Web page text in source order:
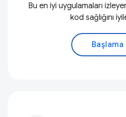
Bu en iyi uygulamaları
kod sağlığını
Başlama